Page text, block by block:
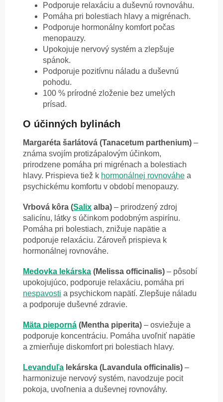
Podporuje relaxáciu a duševnú rovnováhu.
Pomáha pri bolestiach hlavy a migrénach.
Podporuje hormonálny komfort počas
menopauzy.
Upokojuje nervový systém a zlepšuje
spánok.
Podporuje pozitívnu náladu a duševnú
pohodu.
100 % prírodné zloženie bez umelých
prísad.
O účinných bylinách
Margaréta šarlátová (Tanacetum parthenium) –
známa svojím protizápalovým účinkom,
prirodzene pomáha pri migrénach a bolestiach
hlavy. Prispieva tiež k hormonálnej rovnováhe a
psychickému komfortu v období menopauzy.
Vrbová kôra (Salix alba) – prirodzený zdroj
salicínu, látky s účinkom podobným aspirínu.
Pomáha pri bolestiach, znižuje napätie a
podporuje relaxáciu. Zároveň prispieva k
hormonálnej rovnováhe.
Medovka lekárska (Melissa officinalis) – pôsobí
upokojujúco, podporuje relaxáciu, pomáha pri
nespavosti a psychickom napätí. Zlepšuje náladu
a podporuje duševné zdravie.
Mäta pieporná (Mentha piperita) – osviežuje a
podporuje koncentráciu. Pomáha uvoľniť napätie
a zmierňuje diskomfort pri bolestiach hlavy.
Levanduľa lekárska (Lavandula officinalis) –
harmonizuje nervový systém, navodzuje pocit
pokoja, uvoľnenia a duševnej rovnováhy.